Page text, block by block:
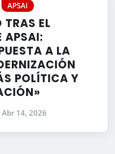
APSAI
TRAS EL
APSAI:
A LA
POLÍTICA Y
Abr 14, 2026